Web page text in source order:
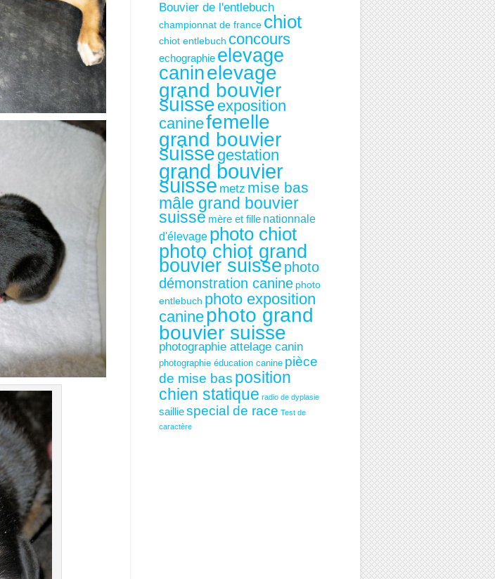
Bouvier de l'entlebuch
championnat de france chiot
chiot entlebuch concours
echographie elevage
caninelevage
grand bouvier
suisse exposition
caninefemelle
grand bouvier
suisse gestation
grand bouvier
suisse metz mise bas
mâle grand bouvier
suisse mère et fille nationnale
d'élevage photo chiot
photo chiot grand
bouvier suisse photo
démonstration canine photo
entlebuch photo exposition
caninephoto grand
bouvier suisse
photographie attelage canin
photographie éducation canine pièce
de mise bas position
chien statique radio de dyplasie
sailliespecial de race Test de
caractère